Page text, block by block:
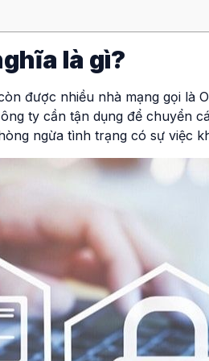
là gì?
được nhiều nhà mạng gọi là
ty cần tận dụng để chuyển
ngừa tình trạng có sự việc